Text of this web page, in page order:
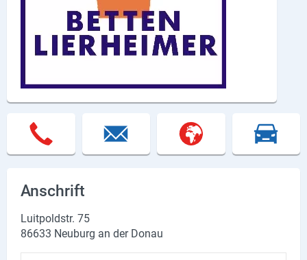
Anschrift
Luitpoldstr. 75
86633 Neuburg an der Donau
Premium
Aktuelles
Magazine
Veranstaltungen
Service
Branchen